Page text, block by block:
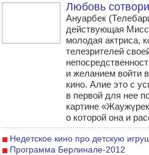
Любовь
Ануарбек
действующая
молодая актриса,
телезрителей
и желанием войти
кино. Алие это с
в первой для нее
картине
о которой она и
Недетское кино про детскую
Программа Берлинале-2012